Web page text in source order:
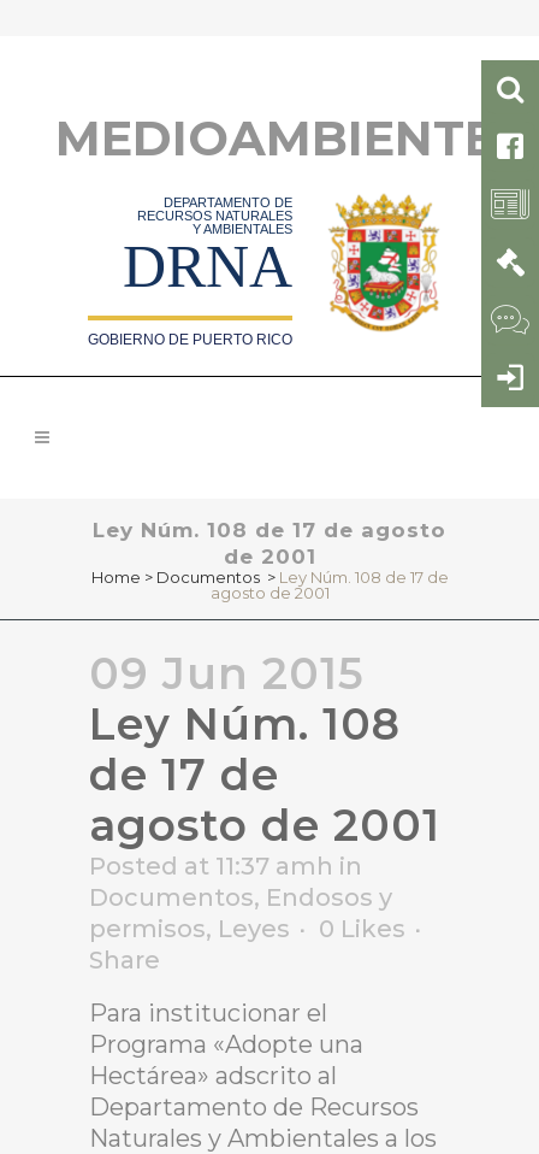
MEDIOAMBIENTE
DEPARTAMENTO DE
RECURSOS NATURALES
Y AMBIENTALES
DRNA
GOBIERNO DE PUERTO RICO
Ley Núm. 108 de 17 de agosto
de 2001
Home > Documentos > Ley Núm. 108 de 17 de
agosto de 2001
09 Jun 2015
Ley Núm. 108
de 17 de
agosto de 2001
Posted at 11:37 amh in
Documentos, Endosos y
permisos, Leyes 0 Likes
Share
Para institucionar el
Programa «Adopte una
Hectárea» adscrito al
Departamento de Recursos
Naturales y Ambientales a los